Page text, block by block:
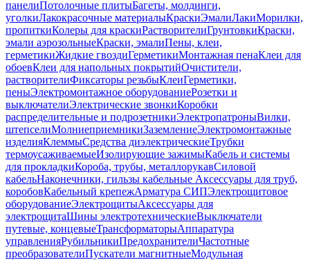
панелиПотолочные плитыБагеты, молдинги,
уголкиЛакокрасочные материалыКраскиЭмалиЛакиМорилки,
пропиткиКолеры для краскиРастворителиГрунтовкиКраски,
эмали аэрозольныеКраски, эмалиПены, клеи,
герметикиЖидкие гвоздиГерметикиМонтажная пенаКлеи для
обоевКлеи для напольных покрытийОчистители,
растворителиФиксаторы резьбыКлеиГерметики,
пеныЭлектромонтажное оборудованиеРозетки и
выключателиЭлектрические звонкиКоробки
распределительные и подрозетникиЭлектропатроныВилки,
штепселиМолниеприемникиЗаземлениеЭлектромонтажные
изделияКлеммыСредства диэлектрическиеТрубки
термоусаживаемыеИзолирующие зажимыКабель и системы
для прокладкиКороба, трубы, металлорукавСиловой
кабельНаконечники, гильзы кабельные Аксессуары для труб,
коробовКабельный крепежАрматура СИПЭлектрощитовое
оборудованиеЭлектрощитыАксессуары для
электрощитаШины электротехническиеВыключатели
путевые, концевыеТрансформаторыАппаратура
управленияРубильникиПредохранителиЧастотные
преобразователиПускатели магнитныеМодульная